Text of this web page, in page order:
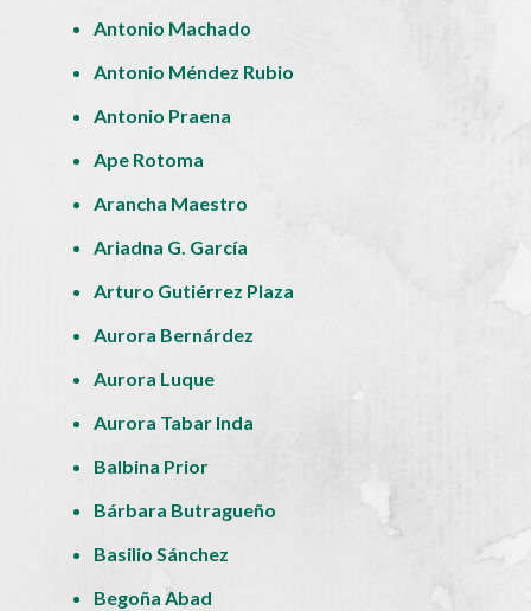
Antonio Machado
Antonio Méndez Rubio
Antonio Praena
Ape Rotoma
Arancha Maestro
Ariadna G. García
Arturo Gutiérrez Plaza
Aurora Bernárdez
Aurora Luque
Aurora Tabar Inda
Balbina Prior
Bárbara Butragueño
Basilio Sánchez
Begoña Abad